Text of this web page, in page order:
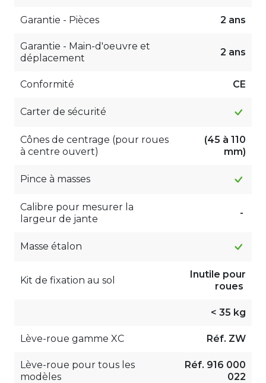
Garantie - Pièces 2 ans
Garantie - Main-d'oeuvre et
déplacement
2 ans
Conformité CE
Carter de sécurité
Cônes de centrage (pour roues
à centre ouvert)
(45 à 110
mm)
Pince à masses
Calibre pour mesurer la
largeur de jante
-
Masse étalon
Kit de fixation au sol
Inutile pour
roues
< 35 kg
Lève-roue gamme XC Réf. ZW
Lève-roue pour tous les
modèles
Réf. 916 000
022